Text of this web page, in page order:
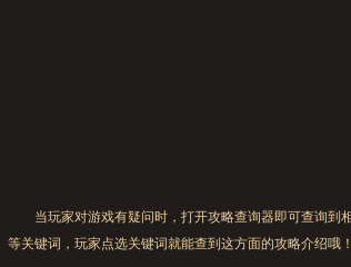
当玩家对游戏有疑问时，打开攻略查询器即可查询到
等关键词，玩家点选关键词就能查到这方面的攻略介绍哦！